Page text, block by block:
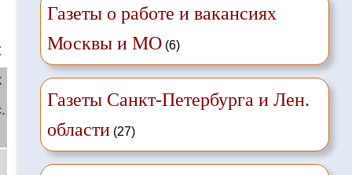
Газеты о работе и вакансиях
Москвы и МО(6)
Газеты Санкт-Петербурга и Лен.
области(27)